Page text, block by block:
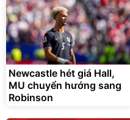
Newcastle hét giá Hall,
MU chuyển hướng sang
Robinson